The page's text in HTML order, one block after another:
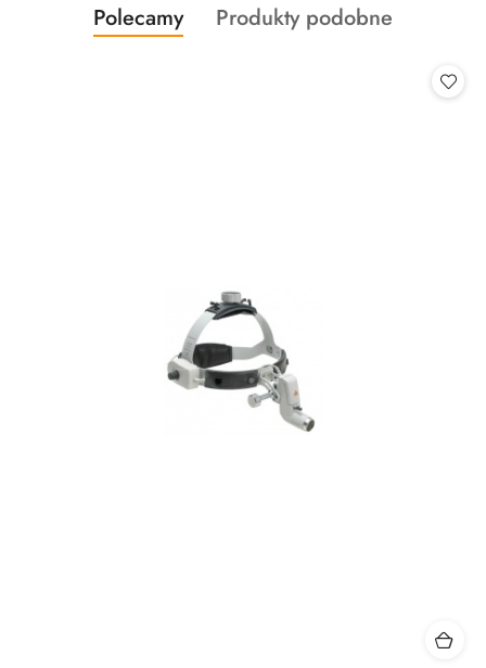
Pomiń karuzelę produktów
Produkty
o
Polecamy
Produkty
Produkty podobne